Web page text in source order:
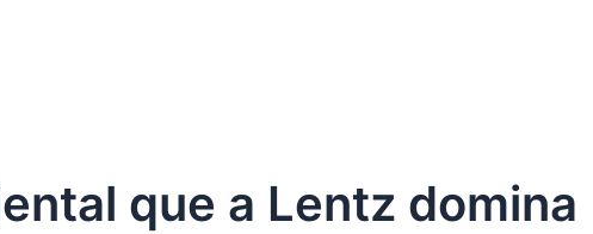
que a Lentz domina